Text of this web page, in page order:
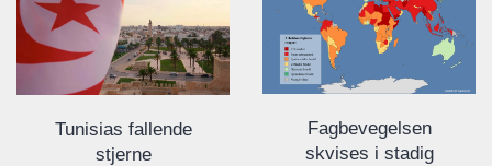
Tunisias fallende
stjerne
Fagbevegelsen
skvises i stadig